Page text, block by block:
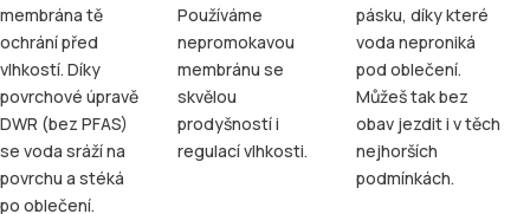
membrána tě
ochrání před
vlhkostí. Díky
povrchové úpravě
DWR (bez PFAS)
se voda sráží na
povrchu a stéká
po oblečení.
Používáme
nepromokavou
membránu se
skvělou
prodyšností i
regulací vlhkosti.
pásku, díky které
voda neproniká
pod oblečení.
Můžeš tak bez
obav jezdit i v těch
nejhorších
podmínkách.